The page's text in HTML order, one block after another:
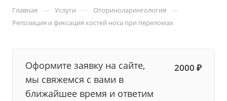
Главная — Услуги — Оториноларингология —
Репозиция и фиксация костей носа при переломах
Оформите заявку на сайте,
мы свяжемся с вами в
ближайшее время и ответим
2000 ₽